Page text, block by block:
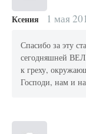
Ксения 1 мая
Спасибо за эту
сегодняшней
к греху,
Господи, нам и